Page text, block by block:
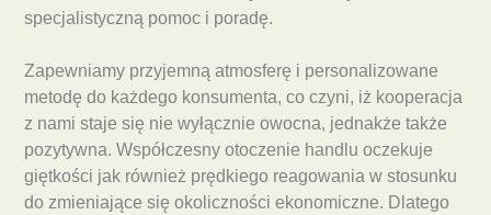
specjalistyczną pomoc i poradę.
Zapewniamy przyjemną atmosferę i personalizowane
metodę do każdego konsumenta, co czyni, iż kooperacja
z nami staje się nie wyłącznie owocna, jednakże także
pozytywna. Współczesny otoczenie handlu oczekuje
giętkości jak również prędkiego reagowania w stosunku
do zmieniające się okoliczności ekonomiczne. Dlatego